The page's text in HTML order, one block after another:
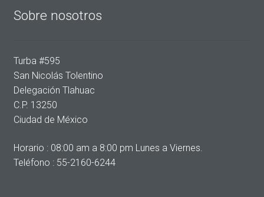
Sobre nosotros
Turba #595
San Nicolás Tolentino
Delegación Tlahuac
C.P. 13250
Ciudad de México
Horario : 08:00 am a 8:00 pm Lunes a Viernes.
Teléfono : 55-2160-6244